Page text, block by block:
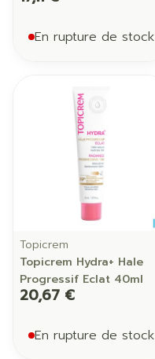
En rupture de stock
Topicrem
Topicrem Hydra+ Hale
Progressif Eclat 40ml
20,67 €
En rupture de stock